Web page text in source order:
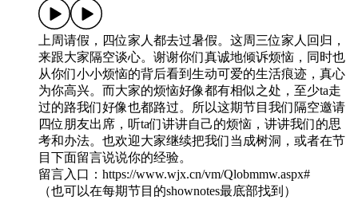
上周请假，四位家人都去过暑假。这周三位家人回归，
来跟大家隔空谈心。谢谢你们真诚地倾诉烦恼，同时也
从你们小小烦恼的背后看到生动可爱的生活痕迹，真心
为你高兴。而大家的烦恼好像都有相似之处，至少ta走
过的路我们好像也都路过。所以这期节目我们隔空邀请
四位朋友出席，听ta们讲讲自己的烦恼，讲讲我们的思
考和办法。也欢迎大家继续把我们当成树洞，或者在节
目下面留言说说你的经验。
留言入口：https://www.wjx.cn/vm/Qlobmmw.aspx#
（也可以在每期节目的shownotes最底部找到）